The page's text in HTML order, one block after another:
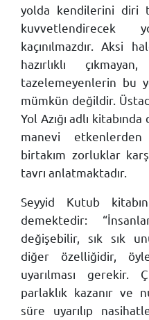
yolda kendilerini diri
kuvvetlendirecek
kaçınılmazdır. Aksi
hazırlıklı
tazelemeyenlerin bu
mümkün değildir.
Yol Azığı adlı
manevi etkenlerden
birtakım zorluklar
tavrı anlatmaktadır.
Seyyid Kutub
demektedir:
değişebilir, sık sık
diğer özelliğidir,
uyarılması gerekir.
parlaklık kazanır ve
süre uyarılıp